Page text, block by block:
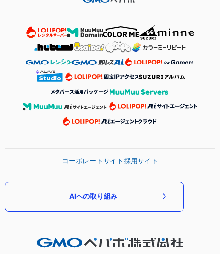
コーポレートサイト採用サイト
AIへの取り組み